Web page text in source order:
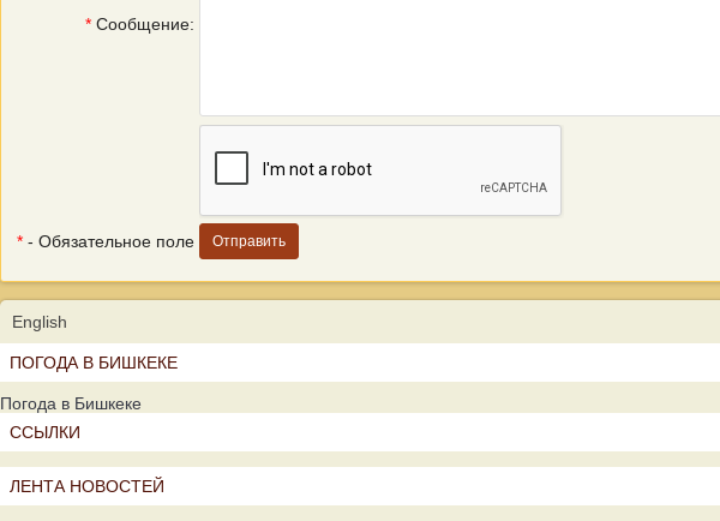
* Сообщение:
* - Обязательное поле
English
ПОГОДА В БИШКЕКЕ
Погода в Бишкеке
ССЫЛКИ
ЛЕНТА НОВОСТЕЙ